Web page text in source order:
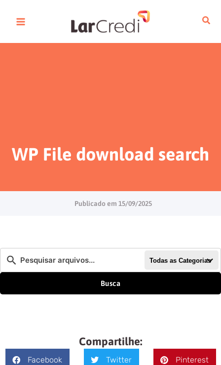
WP File download search
Publicado em 15/09/2025
Todas as Categorias
Busca
Compartilhe:
Facebook Twitter Pinterest